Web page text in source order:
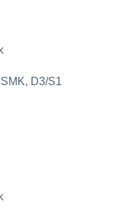
D3/S1